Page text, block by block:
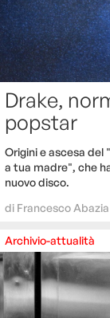
Drake,
popstar
Origini e ascesa
a tua madre", che
nuovo disco.
di Francesco Abazia
Archivio-attualità